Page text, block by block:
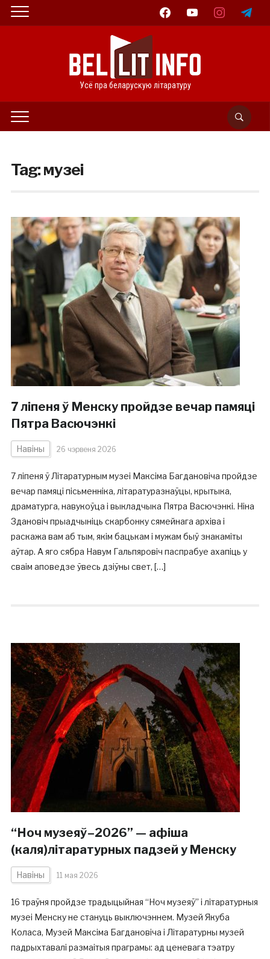
facebookyoutube instagramtelegram
Усё пра беларускую літаратуру
Tag:музеі
7 ліпеня ў Менску пройдзе вечар памяці
Пятра Васючэнкі
Навіны 26 чэрвеня 2026
7 ліпеня ў Літаратурным музеі Максіма Багдановіча пройдзе
вечар памяці пісьменніка, літаратуразнаўцы, крытыка,
драматурга, навукоўца і выкладчыка Пятра Васючэнкі. Ніна
Здановіч прыадчыніць скарбонку сямейнага архіва і
раскажа вам аб тым, якім бацькам і мужам быў знакаміты
аўтар. А яго сябра Навум Гальпяровіч паспрабуе ахапіць у
сваім аповедзе ўвесь дзіўны свет, […]
“Ноч музеяў–2026” — афіша
(каля)літаратурных падзей у Менску
Навіны 11 мая 2026
16 траўня пройдзе традыцыйная “Ноч музеяў” і літаратурныя
музеі Менску не стануць выключэннем. Музей Якуба
Коласа, Музей Максіма Багдановіча і Літаратурны музей
падрыхтавалі размаітыя праграмы: ад ценевага тэатру